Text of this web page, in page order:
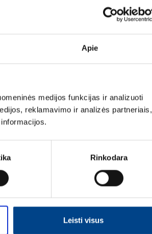
Apie
medijos funkcijas ir analizuoti
reklamavimo ir analizės partneriais,
Rinkodara
Leisti visus